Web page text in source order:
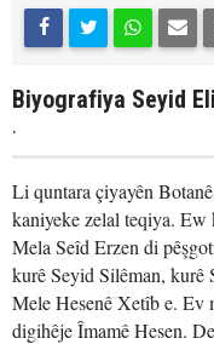
Biyografiya Seyid
.
Li quntara çiyayên
kaniyeke zelal teqiya.
Mela Seîd Erzen di
kurê Seyid Silêman, kurê
Mele Hesenê Xetîb e. Ev
digihêje Îmamê Hesen.